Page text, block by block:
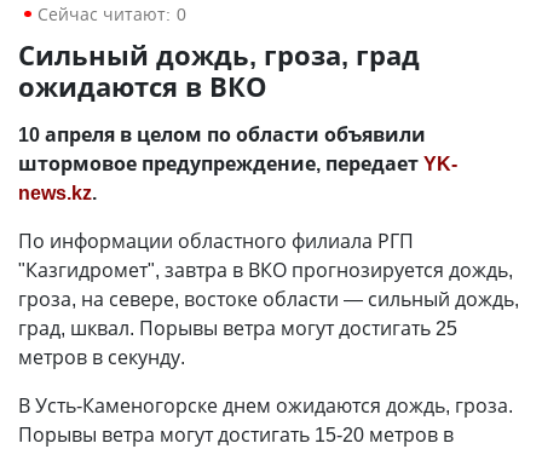
Сейчас читают: 0
Сильный дождь, гроза, град
ожидаются в ВКО
10 апреля в целом по области объявили
штормовое предупреждение, передаетYK-
news.kz.
По информации областного филиала РГП
"Казгидромет", завтра в ВКО прогнозируется дождь,
гроза, на севере, востоке области — сильный дождь,
град, шквал. Порывы ветра могут достигать 25
метров в секунду.
В Усть-Каменогорске днем ожидаются дождь, гроза.
Порывы ветра могут достигать 15-20 метров в